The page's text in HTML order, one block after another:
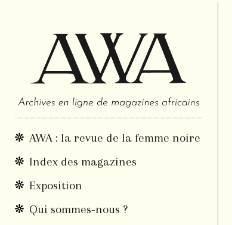
AWA : la revue de la femme noire
Index des magazines
Exposition
Qui sommes-nous ?